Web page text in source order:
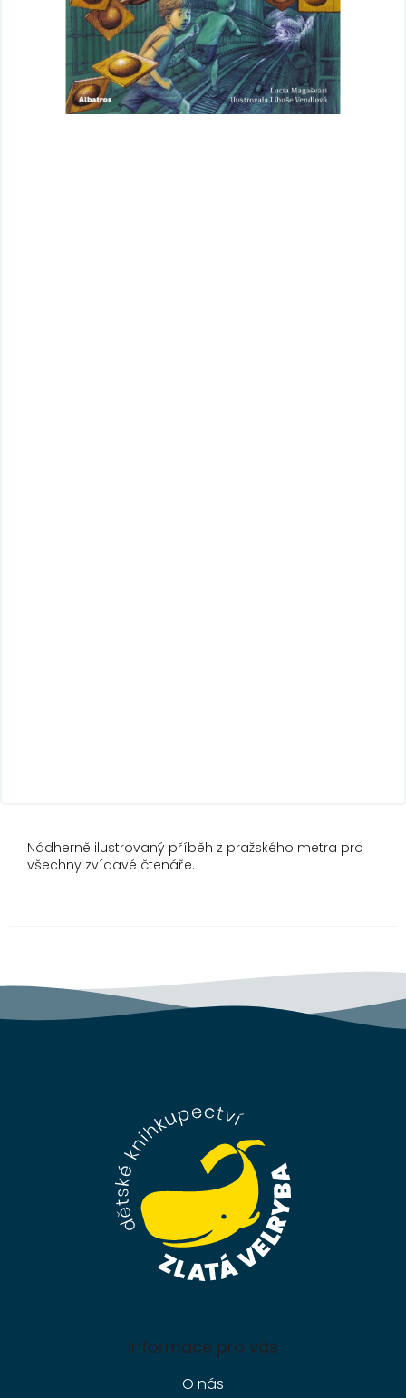
Nádherně ilustrovaný příběh z pražského metra pro
všechny zvídavé čtenáře.
Informace pro vás
O nás